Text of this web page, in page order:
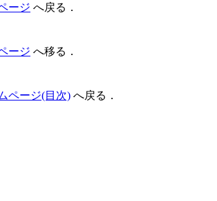
ージ へ戻る．
ージ へ移る．
ページ(目次) へ戻る．